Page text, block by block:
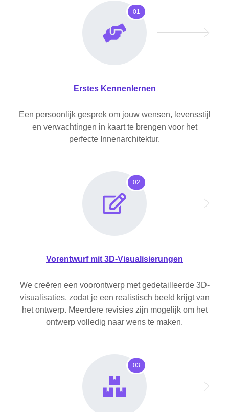
01
Erstes Kennenlernen
Een persoonlijk gesprek om jouw wensen, levensstijl
en verwachtingen in kaart te brengen voor het
perfecte Innenarchitektur.
02
Vorentwurf mit 3D-Visualisierungen
We creëren een voorontwerp met gedetailleerde 3D-
visualisaties, zodat je een realistisch beeld krijgt van
het ontwerp. Meerdere revisies zijn mogelijk om het
ontwerp volledig naar wens te maken.
03